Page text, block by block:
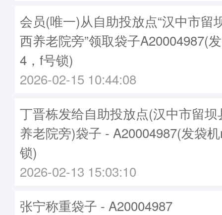
会员(唯一)从自助投放点“汉中市留
西养老院旁”领取袋子A20004987(
4，f号锁)
2026-02-15 10:44:08
丁晋栋发给自助投放点(汉中市留
养老院旁)袋子 - A20004987(发袋
锁)
2026-02-13 15:03:10
张宁称重袋子 - A20004987